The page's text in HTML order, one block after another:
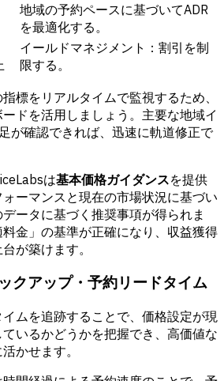
地域の予約ペースに基づいてADR
を最適化する。
イールドマネジメント：割引を制
限する。
指標をリアルタイムで監視するため、
ドを活用しましょう。主要な地域イ
が確認できれば、迅速に軌道修正で
は基本価格ガイダンスを提供
ーマンスと現在の市場状況に基づい
ータに基づく推奨事項が得られま
金」の基準が正確になり、収益獲得
が築けます。
クアップ・予約リードタイム
ムを追跡することで、価格設定が現
いるかどうかを把握でき、高価値な
かせます。